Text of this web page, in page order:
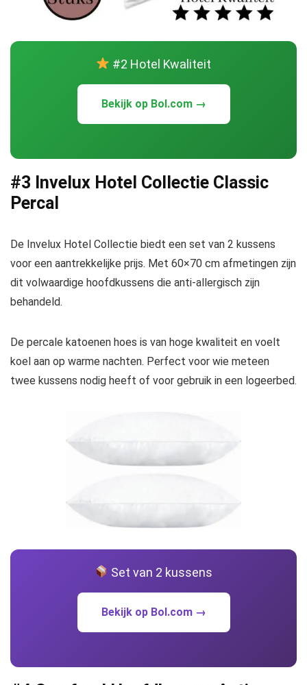
#2 Hotel Kwaliteit
Bekijk op Bol.com →
#3 Invelux Hotel Collectie Classic
Percal
De Invelux Hotel Collectie biedt een set van 2 kussens
voor een aantrekkelijke prijs. Met 60×70 cm afmetingen zijn
dit volwaardige hoofdkussens die anti-allergisch zijn
behandeld.
De percale katoenen hoes is van hoge kwaliteit en voelt
koel aan op warme nachten. Perfect voor wie meteen
twee kussens nodig heeft of voor gebruik in een logeerbed.
Set van 2 kussens
Bekijk op Bol.com →